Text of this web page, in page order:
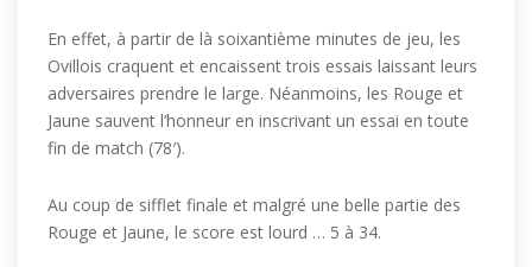
En effet, à partir de là soixantième minutes de jeu, les
Ovillois craquent et encaissent trois essais laissant leurs
adversaires prendre le large. Néanmoins, les Rouge et
Jaune sauvent l’honneur en inscrivant un essai en toute
fin de match (78′).
Au coup de sifflet finale et malgré une belle partie des
Rouge et Jaune, le score est lourd … 5 à 34.